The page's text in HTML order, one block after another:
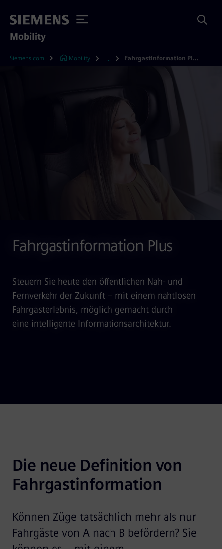
Mobility
Siemens.com Mobility Fahrgastinformation Plus
Fahrgastinformation Plus
Steuern Sie heute den öffentlichen Nah- und
Fernverkehr der Zukunft – mit einem nahtlosen
Fahrgasterlebnis, möglich gemacht durch
eine intelligente Informationsarchitektur.
Die neue Definition von
Fahrgastinformation
Können Züge tatsächlich mehr als nur
Fahrgäste von A nach B befördern? Sie